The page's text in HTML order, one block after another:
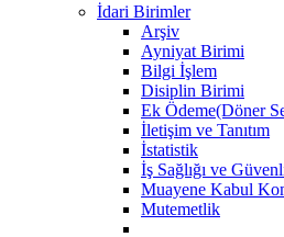
İdari Birimler
Arşiv
Ayniyat Birimi
Bilgi İşlem
Disiplin Birimi
Ek Ödeme(Döner
İletişim ve Tanıtım
İstatistik
İş Sağlığı ve
Muayene Kabul
Mutemetlik